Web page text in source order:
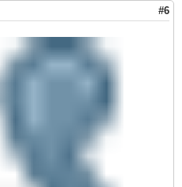
#6